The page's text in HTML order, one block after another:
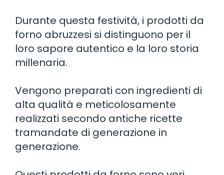
Durante questa festività, i prodotti da
forno abruzzesi si distinguono per il
loro sapore autentico e la loro storia
millenaria.
Vengono preparati con ingredienti di
alta qualità e meticolosamente
realizzati secondo antiche ricette
tramandate di generazione in
generazione.